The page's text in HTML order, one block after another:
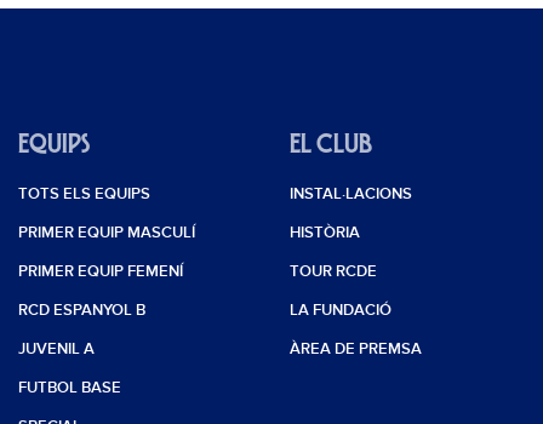
EQUIPS
TOTS ELS EQUIPS
PRIMER EQUIP MASCULÍ
PRIMER EQUIP FEMENÍ
RCD ESPANYOL B
JUVENIL A
FUTBOL BASE
EL CLUB
INSTAL·LACIONS
HISTÒRIA
TOUR RCDE
LA FUNDACIÓ
ÀREA DE PREMSA